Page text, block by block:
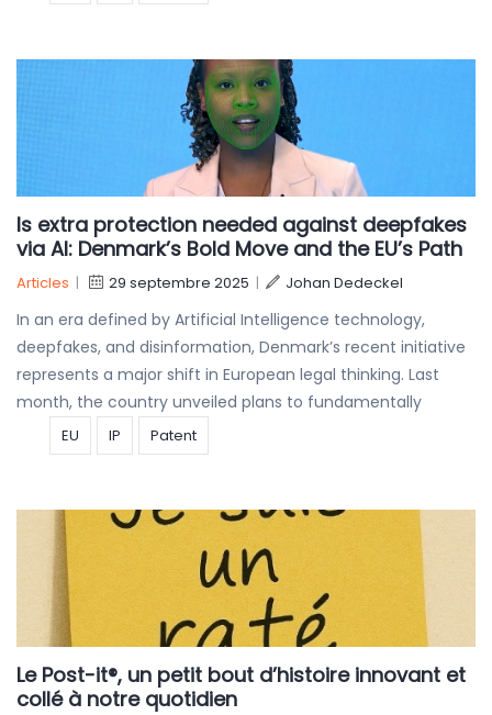
Is extra protection needed against deepfakes
via AI: Denmark’s Bold Move and the EU’s Path
Articles | 29 septembre 2025 | Johan Dedeckel
In an era defined by Artificial Intelligence technology,
deepfakes, and disinformation, Denmark’s recent initiative
represents a major shift in European legal thinking. Last
month, the country unveiled plans to fundamentally
EU IP Patent
Le Post-it®, un petit bout d’histoire innovant et
collé à notre quotidien